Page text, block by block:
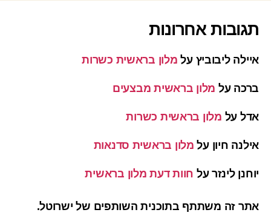
תגובות אחרונות
איילה ליבוביץ על מלון בראשית כשרות
ברכה על מלון בראשית מבצעים
אדל על מלון בראשית כשרות
אילנה חיון על מלון בראשית סדנאות
יוחנן לינזר על חוות דעת מלון בראשית
אתר זה משתתף בתוכנית השותפים של ישרוטל.